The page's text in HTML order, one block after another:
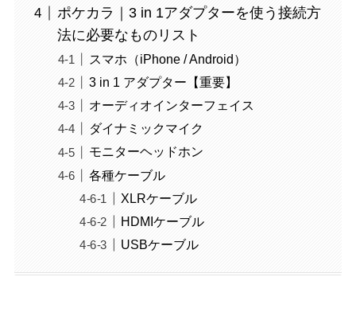
ポケカラ｜3 in 1アダプターを使う接続方
法に必要なものリスト
スマホ（iPhone / Android）
3 in 1 アダプター【重要】
オーディオインターフェイス
ダイナミックマイク
モニターヘッドホン
各種ケーブル
XLRケーブル
HDMIケーブル
USBケーブル